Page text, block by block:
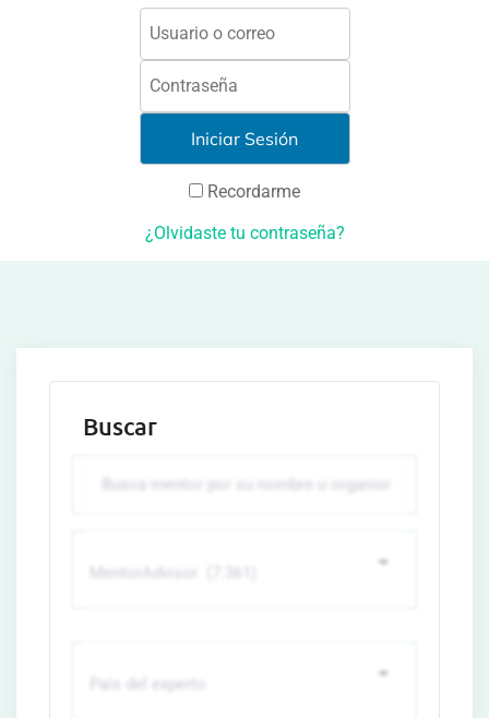
Recordarme
¿Olvidaste tu contraseña?
Buscar